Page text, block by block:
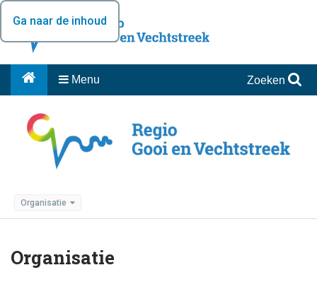
Ga naar de inhoud
Menu Zoeken
Organisatie
Organisatie